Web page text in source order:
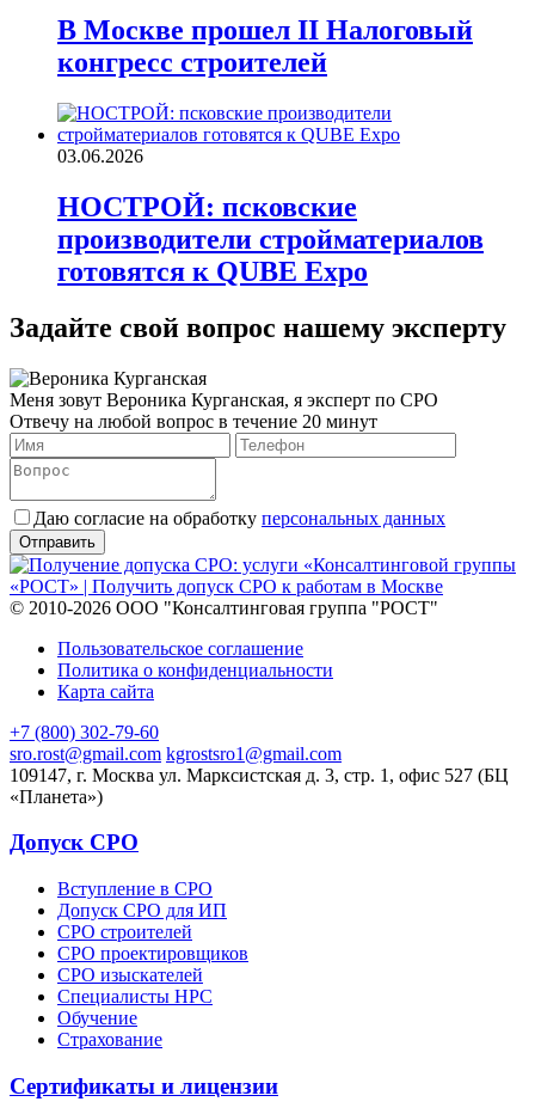
В Москве прошел II Налоговый
конгресс строителей
03.06.2026
НОСТРОЙ: псковские
производители стройматериалов
готовятся к QUBE Expo
Задайте свой вопрос нашему эксперту
Меня зовут Вероника Курганская, я эксперт по СРО
Отвечу на любой вопрос в течение 20 минут
Даю согласие на обработку персональных данных
© 2010-2026 ООО "Консалтинговая группа "РОСТ"
Пользовательское соглашение
Политика о конфиденциальности
Карта сайта
+7 (800) 302-79-60
sro.rost@gmail.com kgrostsro1@gmail.com
109147, г. Москва ул. Марксистская д. 3, стр. 1, офис 527 (БЦ
«Планета»)
Допуск СРО
Вступление в СРО
Допуск СРО для ИП
СРО строителей
СРО проектировщиков
СРО изыскателей
Специалисты НРС
Обучение
Страхование
Сертификаты и лицензии